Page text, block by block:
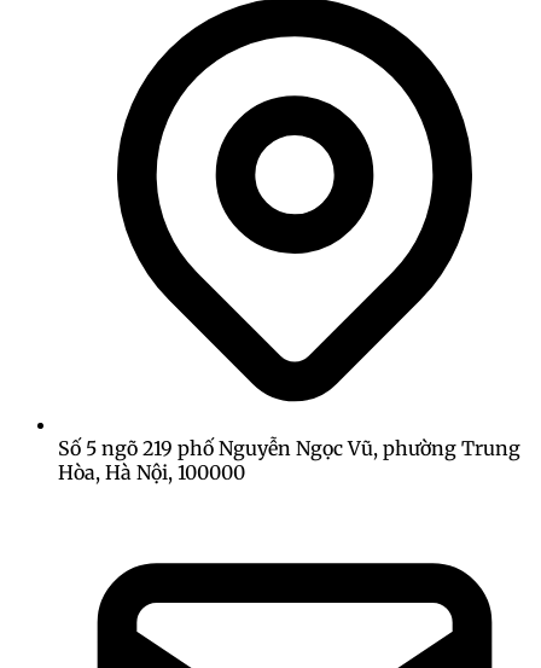
Số 5 ngõ 219 phố Nguyễn Ngọc Vũ, phường Trung
Hòa, Hà Nội, 100000